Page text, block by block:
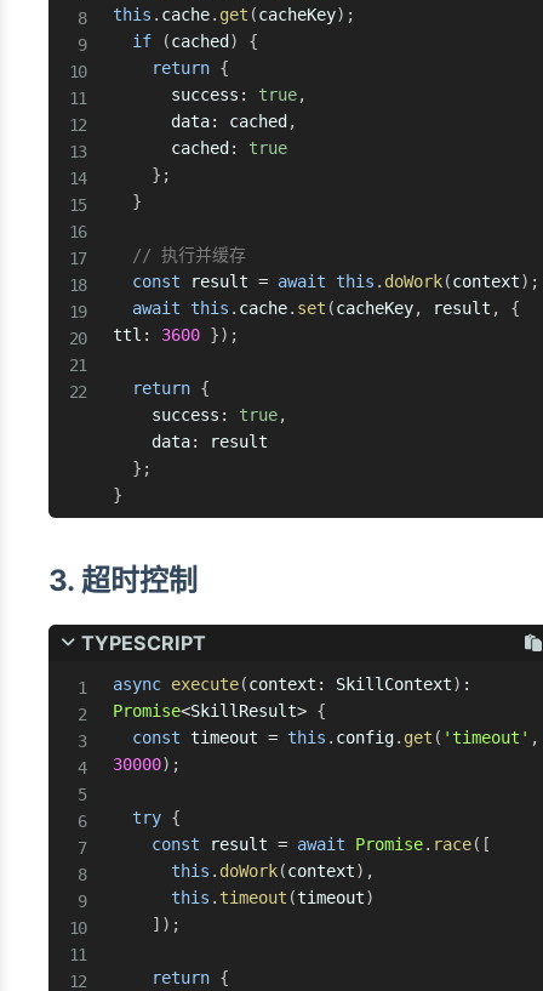
this . cache. get (cacheKey) ;
if
(cached )
{
return {
      success
: true,
      data
: cached ,
      cached
:
true
} ;
}
// 执行并缓存
const result = await this . doWork(context) ;
await this . cache. set (cacheKey, result ,
{
ttl : 3600 }) ;
return {
    success
: true,
    data
:
result
} ;
}
3. 超时控制
TYPESCRIPT
async execute(context : SkillContext) :
Promise<SkillResult> {
const timeout = this . config. get ( 'timeout' ,
30000) ;
try {
const result = await Promise. race( [
this . doWork(context) ,
this . timeout (timeout)
] ) ;
return {